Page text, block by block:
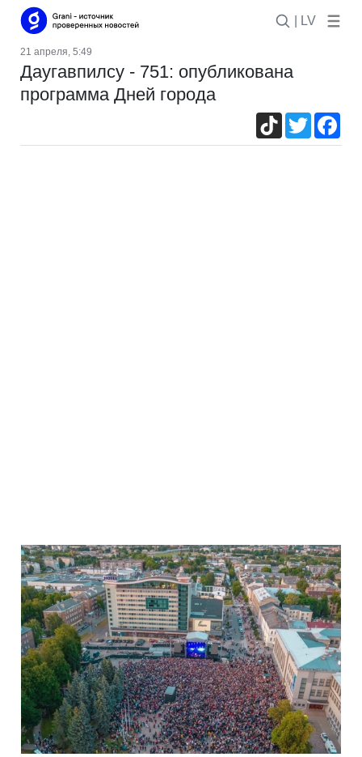
| LV
21 апреля, 5:49
Даугавпилсу - 751: опубликована
программа Дней города
TikTokTwitter